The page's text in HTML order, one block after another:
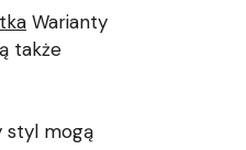
Warianty
także
styl mogą